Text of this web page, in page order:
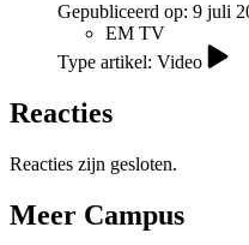
Gepubliceerd op: 9 juli
EM TV
Type artikel: Video
Reacties
Reacties zijn gesloten.
Meer Campus